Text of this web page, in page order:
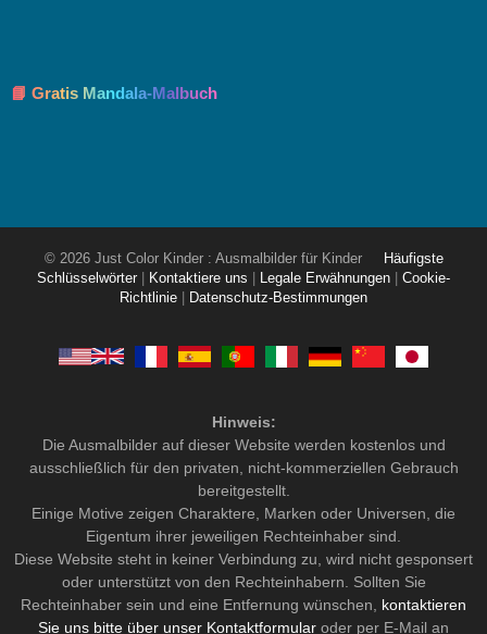
📘 Gratis Mandala-Malbuch
© 2026 Just Color Kinder : Ausmalbilder für Kinder
Häufigste
Schlüsselwörter
Kontaktiere uns Legale Erwähnungen
Cookie-
Richtlinie
Datenschutz-Bestimmungen
Hinweis:
Die Ausmalbilder auf dieser Website werden kostenlos und
ausschließlich für den privaten, nicht-kommerziellen Gebrauch
bereitgestellt.
Einige Motive zeigen Charaktere, Marken oder Universen, die
Eigentum ihrer jeweiligen Rechteinhaber sind.
Diese Website steht in keiner Verbindung zu, wird nicht gesponsert
oder unterstützt von den Rechteinhabern. Sollten Sie
Rechteinhaber sein und eine Entfernung wünschen, kontaktieren
Sie uns bitte über unser Kontaktformular oder per E-Mail an